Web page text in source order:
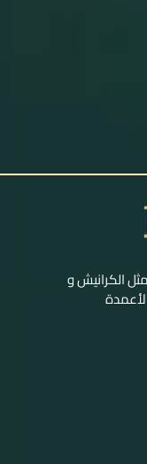
الكرانيش و